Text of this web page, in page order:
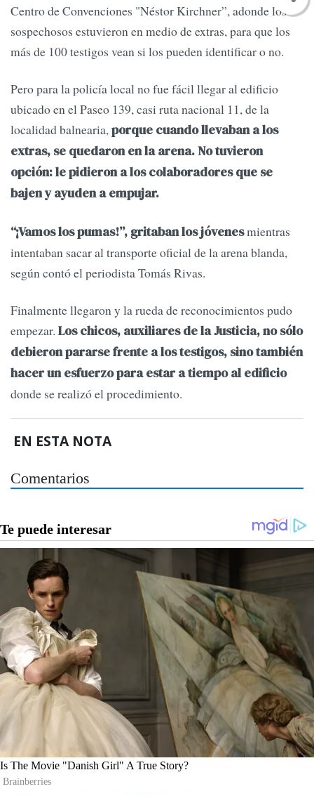
Centro de Convenciones "Néstor Kirchner”, adonde los
sospechosos estuvieron en medio de extras, para que los
más de 100 testigos vean si los pueden identificar o no.
Pero para la policía local no fue fácil llegar al edificio
ubicado en el Paseo 139, casi ruta nacional 11, de la
localidad balnearia,porque cuando llevaban a los
extras, se quedaron en la arena. No tuvieron
opción: le pidieron a los colaboradores que se
bajen y ayuden a empujar.
“¡Vamos los pumas!”, gritaban los jóvenesmientras
intentaban sacar al transporte oficial de la arena blanda,
según contó el periodista Tomás Rivas.
Finalmente llegaron y la rueda de reconocimientos pudo
empezar. Los chicos, auxiliares de la Justicia, no sólo
debieron pararse frente a los testigos, sino también
hacer un esfuerzo para estar a tiempo al edificio
donde se realizó el procedimiento.
EN ESTA NOTA
Comentarios